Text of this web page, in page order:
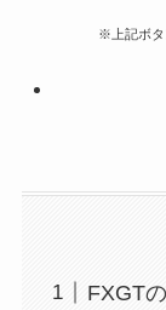
※上記ボタ
FXGT